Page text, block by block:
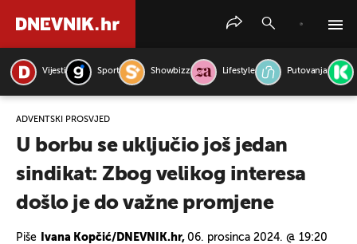
Vijesti Sport Showbizz Lifestyle Putovanja
ADVENTSKI PROSVJED
U borbu se uključio još jedan
sindikat: Zbog velikog interesa
došlo je do važne promjene
Piše Ivana Kopčić/DNEVNIK.hr, 06. prosinca 2024. @ 19:20
PRETRAŽITE VIJESTI